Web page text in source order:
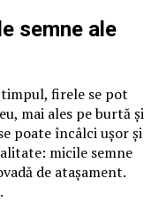
semne ale
firele se pot
mai ales pe burtă și
poate încâlci ușor și
micile semne
de atașament.